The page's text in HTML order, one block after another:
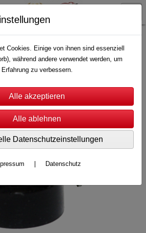
1:40
Cookies. Einige von ihnen sind essenziell
während andere verwendet werden, um
zu verbessern.
Datenschutzeinstellungen
Datenschutz